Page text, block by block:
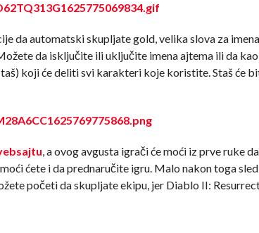
da automatski skupljate gold, velika slova za
da isključite ili uključite imena ajtema ili da
koji će deliti svi karakteri koje koristite. Staš će
, a ovog avgusta igrači će moći iz prve ruke
ćete i da prednaručite igru. Malo nakon toga
početi da skupljate ekipu, jer Diablo II: